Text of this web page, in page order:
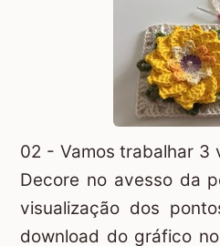
02 - Vamos trabalhar 3
Decore no avesso da
visualização dos
download do gráfico